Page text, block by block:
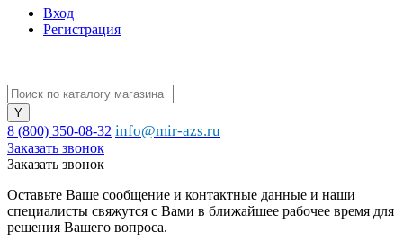
Вход
Регистрация
8 (800) 350-08-32 info@mir-azs.ru
Заказать звонок
Заказать звонок
Оставьте Ваше сообщение и контактные данные и наши
специалисты свяжутся с Вами в ближайшее рабочее время для
решения Вашего вопроса.